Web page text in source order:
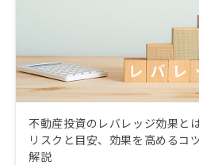
不動産投資のレバレッジ効果と
リスクと目安、効果を高めるコ
解説